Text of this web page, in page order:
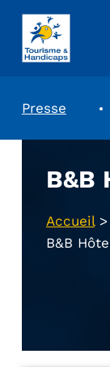
ASSOCIATION TOURISME ET HANDICAPS
Presse
B&B
Accueil>
B&B